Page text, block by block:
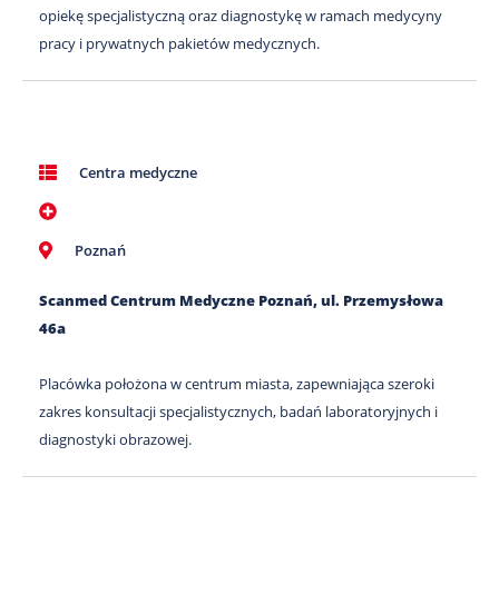
opiekę specjalistyczną oraz diagnostykę w ramach medycyny
pracy i prywatnych pakietów medycznych.
Centra medyczne
Poznań
Scanmed Centrum Medyczne Poznań, ul. Przemysłowa
46a
Placówka położona w centrum miasta, zapewniająca szeroki
zakres konsultacji specjalistycznych, badań laboratoryjnych i
diagnostyki obrazowej.